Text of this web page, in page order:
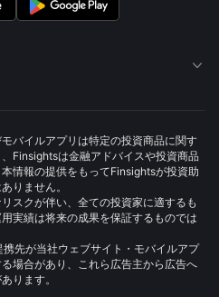

バイルアプリは特定の投資商品に関す
Finsightsは金融アドバイスや投資商品
情報の提供をもってFinsightsが投資助
りません。
スクが伴い、全ての投資家に適するも
実績は将来の成果を保証するものでは
先が当社ウェブサイト・モバイルアプ
場合があり、これら広告主から広告へ
ります。